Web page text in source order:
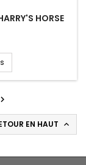
HORSE

EN HAUT 